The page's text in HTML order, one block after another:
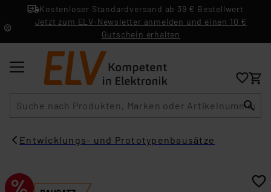
Kostenloser Standardversand ab 39 € Bestellwert
Jetzt zum ELV-Newsletter anmelden und einen 10 €
Gutschein erhalten
Entwicklungs- und Prototypenbausätze